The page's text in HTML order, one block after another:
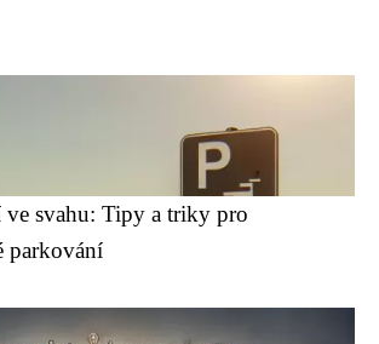
ve svahu: Tipy a triky pro
parkování